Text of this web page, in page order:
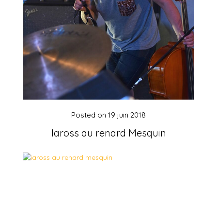
Iaross au renard Mesquin
Posted on 19 juin 2018